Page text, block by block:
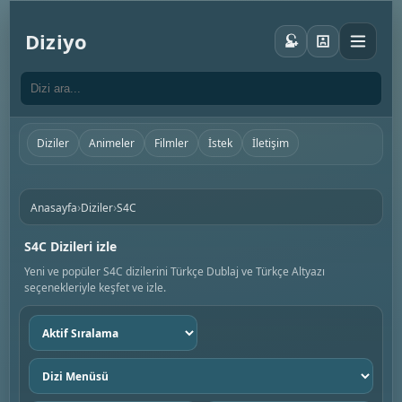
Diziyo
Diziler Animeler Filmler İstek İletişim
Anasayfa›Diziler›S4C
S4C Dizileri izle
Yeni ve popüler S4C dizilerini Türkçe Dublaj ve Türkçe Altyazı
seçenekleriyle keşfet ve izle.
Sıralama
seç
Dizi
menüsü